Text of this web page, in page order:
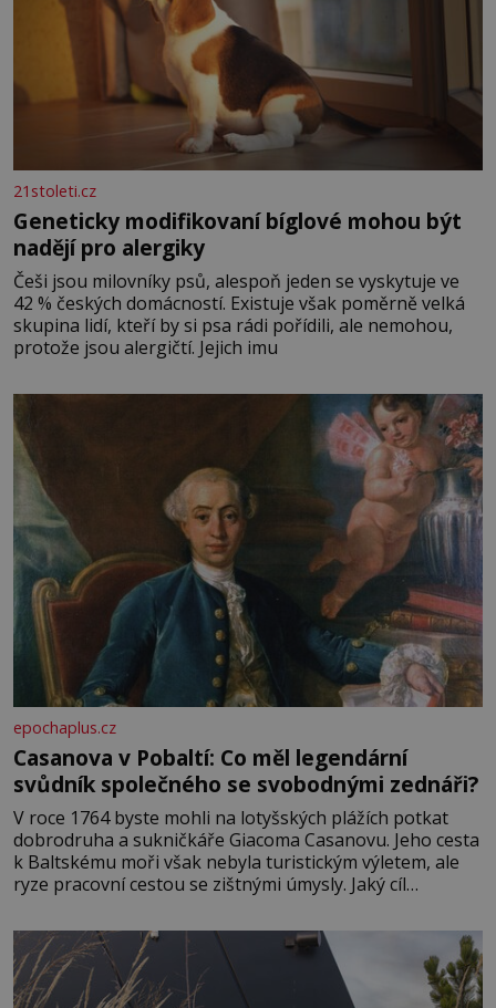
21stoleti.cz
Geneticky modifikovaní bíglové mohou být
nadějí pro alergiky
Češi jsou milovníky psů, alespoň jeden se vyskytuje ve
42 % českých domácností. Existuje však poměrně velká
skupina lidí, kteří by si psa rádi pořídili, ale nemohou,
protože jsou alergičtí. Jejich imu
epochaplus.cz
Casanova v Pobaltí: Co měl legendární
svůdník společného se svobodnými zednáři?
V roce 1764 byste mohli na lotyšských plážích potkat
dobrodruha a sukničkáře Giacoma Casanovu. Jeho cesta
k Baltskému moři však nebyla turistickým výletem, ale
ryze pracovní cestou se zištnými úmysly. Jaký cíl
lotyšské Rigy? Casanova v Pobaltí kontaktoval tamní
zednářské lóže. Nebyl v této oblasti žádným nováčkem,
protože do zednářské